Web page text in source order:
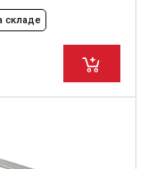
складе